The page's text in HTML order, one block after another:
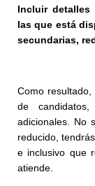
Incluir detalles
las que está
secundarias,
Como
de
adicionales. No
reducido,
e inclusivo que
atiende.